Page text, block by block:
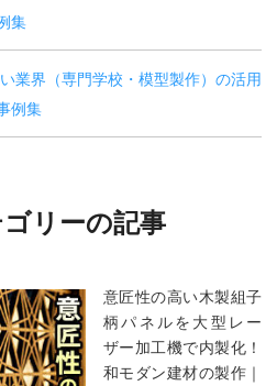
集
業界（専門学校・模型製作）の活用
例集
リーの記事
意匠性の高い木製組子
柄パネルを大型レー
ザー加工機で内製化！
和モダン建材の製作｜